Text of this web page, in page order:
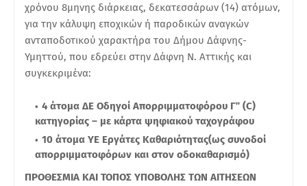
χρόνου 8μηνης διάρκειας, δεκατεσσάρων (14) ατόμων,
για την κάλυψη εποχικών ή παροδικών αναγκών
ανταποδοτικού χαρακτήρα του Δήμου Δάφνης-
Υμηττού, που εδρεύει στην Δάφνη Ν. Αττικής και
συγκεκριμένα:
4 άτομα ΔΕ Οδηγοί Απορριμματοφόρου Γ΄΄ (C)
κατηγορίας – με κάρτα ψηφιακού ταχογράφου
10 άτομα ΥΕ Εργάτες Καθαριότητας(ως συνοδοί
απορριμματοφόρων και στον οδοκαθαρισμό)
ΠΡΟΘΕΣΜΙΑ ΚΑΙ ΤΟΠΟΣ ΥΠΟΒΟΛΗΣ ΤΩΝ ΑΙΤΗΣΕΩΝ